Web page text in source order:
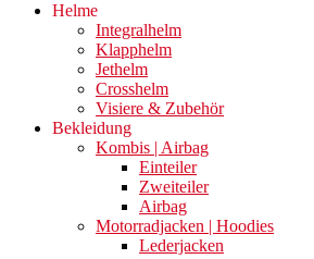
Helme
Integralhelm
Klapphelm
Jethelm
Crosshelm
Visiere & Zubehör
Bekleidung
Kombis | Airbag
Einteiler
Zweiteiler
Airbag
Motorradjacken | Hoodies
Lederjacken